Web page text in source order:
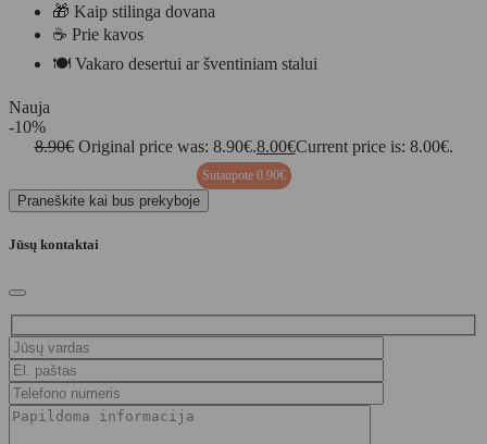
🎁 Kaip stilinga dovana
☕ Prie kavos
🍽️ Vakaro desertui ar šventiniam stalui
Nauja
-10%
8.90€ Original price was: 8.90€.8.00€Current price is: 8.00€.
Sutaupote 0.90€
Praneškite kai bus prekyboje
Jūsų kontaktai